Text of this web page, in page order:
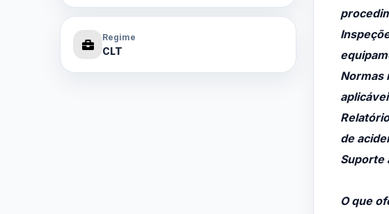
Regime
CLT
Normas
de
Suporte
O que